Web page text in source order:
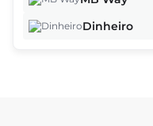
Dinheiro